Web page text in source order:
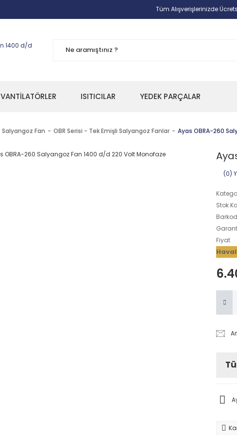
Tüm Alışverişlerinizde
VANTİLATÖRLER ISITICILAR YEDEK PARÇALAR
Salyangoz Fan OBR Serisi - Tek Emişli Salyangoz Fanlar Ayas OBRA-260
(0)
Stok
Fiyat